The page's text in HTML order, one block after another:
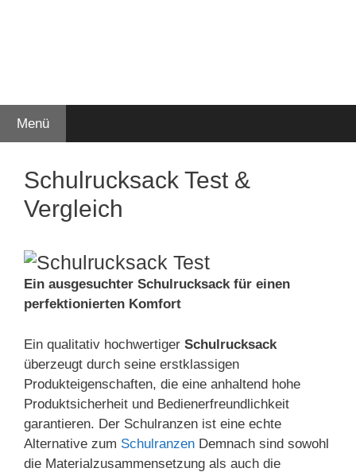
Menü
Schulrucksack Test &
Vergleich
Ein ausgesuchter Schulrucksack für einen
perfektionierten Komfort
Ein qualitativ hochwertiger Schulrucksack
überzeugt durch seine erstklassigen
Produkteigenschaften, die eine anhaltend hohe
Produktsicherheit und Bedienerfreundlichkeit
garantieren. Der Schulranzen ist eine echte
Alternative zum Schulranzen Demnach sind sowohl
die Materialzusammensetzung als auch die